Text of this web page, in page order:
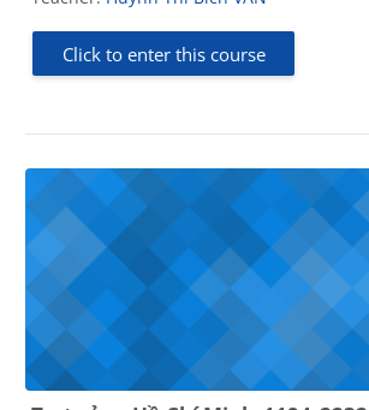
Click to enter this course